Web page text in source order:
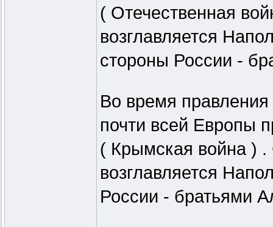
( Отечественная
возглавляется
стороны России -
Во время
почти всей Европы
( Крымская война )
возглавляется
России - братьями